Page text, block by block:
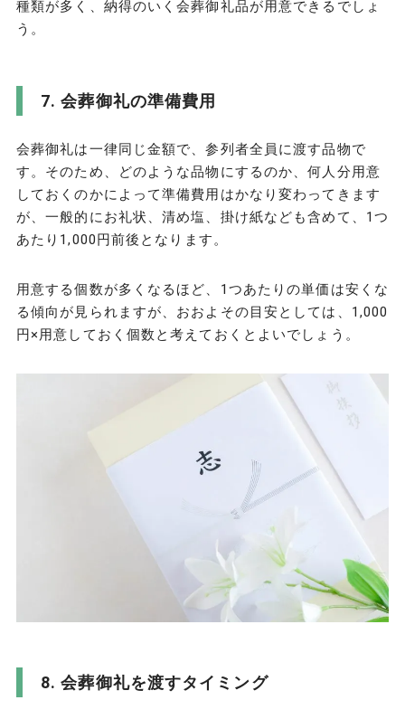
種類が多く、納得のいく会葬御礼品が用意できるでしょ
う。
会葬御礼の準備費用
会葬御礼は一律同じ金額で、参列者全員に渡す品物で
す。そのため、どのような品物にするのか、何人分用意
しておくのかによって準備費用はかなり変わってきます
が、一般的にお礼状、清め塩、掛け紙なども含めて、1つ
あたり1,000円前後となります。
用意する個数が多くなるほど、1つあたりの単価は安くな
る傾向が見られますが、おおよその目安としては、1,000
円×用意しておく個数と考えておくとよいでしょう。
会葬御礼を渡すタイミング